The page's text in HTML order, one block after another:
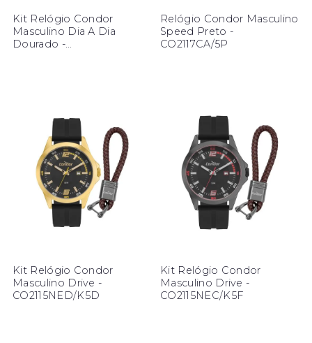
Kit Relógio Condor
Masculino Dia A Dia
Dourado -
Relógio Condor Masculino
Speed Preto -
CO2117CA/5P
Kit Relógio Condor
Masculino Drive -
CO2115NED/K5D
Kit Relógio Condor
Masculino Drive -
CO2115NEC/K5F